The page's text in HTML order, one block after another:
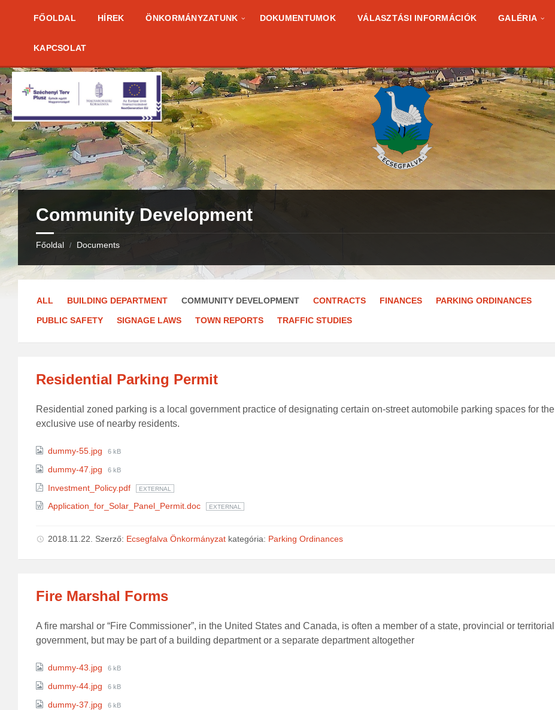
FŐOLDAL HÍREK ÖNKORMÁNYZATUNK DOKUMENTUMOK VÁLASZTÁSI INFORMÁCIÓK GALÉRIA
KAPCSOLAT
Community Development
Főoldal / Documents
ALL BUILDING DEPARTMENT COMMUNITY DEVELOPMENT CONTRACTS FINANCES PARKING ORDINANCES
PUBLIC SAFETY SIGNAGE LAWS TOWN REPORTS TRAFFIC STUDIES
Residential Parking Permit
Residential zoned parking is a local government practice of designating certain on-street automobile parking spaces for the
exclusive use of nearby residents.
Attachments
dummy-55.jpg
File
6 kB
dummy-47.jpg
File
6 kB
Investment_Policy.pdf EXTERNAL
Application_for_Solar_Panel_Permit.doc EXTERNAL
2018.11.22. Szerző: Ecsegfalva Önkormányzat kategória: Parking Ordinances
Fire Marshal Forms
A fire marshal or “Fire Commissioner”, in the United States and Canada, is often a member of a state, provincial or territorial
government, but may be part of a building department or a separate department altogether
Attachments
dummy-43.jpg
File
6 kB
dummy-44.jpg
File
6 kB
dummy-37.jpg
File
6 kB